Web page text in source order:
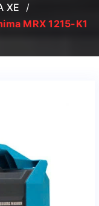
XE
/
MRX 1215-K1